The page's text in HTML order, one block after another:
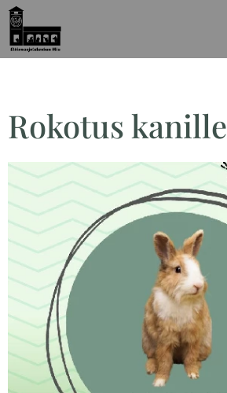
Rokotus kanille